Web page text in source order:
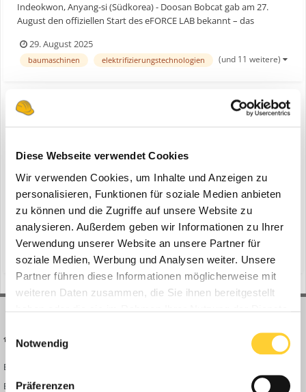
Diese Webseite verwendet Cookies
Wir verwenden Cookies, um Inhalte und Anzeigen zu
personalisieren, Funktionen für soziale Medien anbieten
zu können und die Zugriffe auf unsere Website zu
analysieren. Außerdem geben wir Informationen zu Ihrer
Verwendung unserer Website an unsere Partner für
soziale Medien, Werbung und Analysen weiter. Unsere
Partner führen diese Informationen möglicherweise mit
weiteren Daten zusammen, die Sie ihnen bereitgestellt
Notwendig
Präferenzen
Indeokwon, Anyang-si (Südkorea) - Doosan Bobcat gab am 27.
August den offiziellen Start des eFORCE LAB bekannt – das
neue Zentrum konzentriert sich auf die Weiterentwicklung von
Elektrifizierungstechnologien der nächsten Generation für Baum...
29. August 2025
baumaschinen elektrifizierungstechnologien (und 11 weitere)
ein Thema erstellte Bauforum24 inNews aus der
Baumaschinen Industrie
Indeokwon, Anyang-si (Südkorea) - Doosan Bobcat gab am 27.
August den offiziellen Start des eFORCE LAB bekannt – das
Forschungs- und Entwicklungszentrums für Batteriepacks. Das
neue Zentrum konzentriert sich auf die Weiterentwicklung von
Elektrifizierungstechnologien der nächsten Generation für Baum...
29. August 2025
baumaschinen (und 11 weitere)
BAUFORUM24
Bauforum24 News
Bauforum24 TV